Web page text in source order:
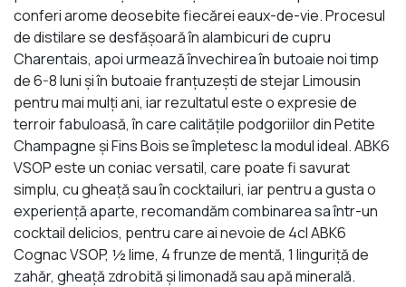
conferi arome deosebite fiecărei eaux-de-vie. Procesul
de distilare se desfășoară în alambicuri de cupru
Charentais, apoi urmează învechirea în butoaie noi timp
de 6-8 luni și în butoaie franțuzești de stejar Limousin
pentru mai mulți ani, iar rezultatul este o expresie de
terroir fabuloasă, în care calitățile podgoriilor din Petite
Champagne și Fins Bois se împletesc la modul ideal. ABK6
VSOP este un coniac versatil, care poate fi savurat
simplu, cu gheață sau în cocktailuri, iar pentru a gusta o
experiență aparte, recomandăm combinarea sa într-un
cocktail delicios, pentru care ai nevoie de 4cl ABK6
Cognac VSOP, ½ lime, 4 frunze de mentă, 1 linguriță de
zahăr, gheață zdrobită și limonadă sau apă minerală.